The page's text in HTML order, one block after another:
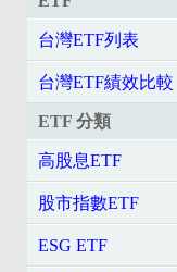
台灣ETF列表
台灣ETF績效比較
ETF 分類
高股息ETF
股市指數ETF
ESG ETF